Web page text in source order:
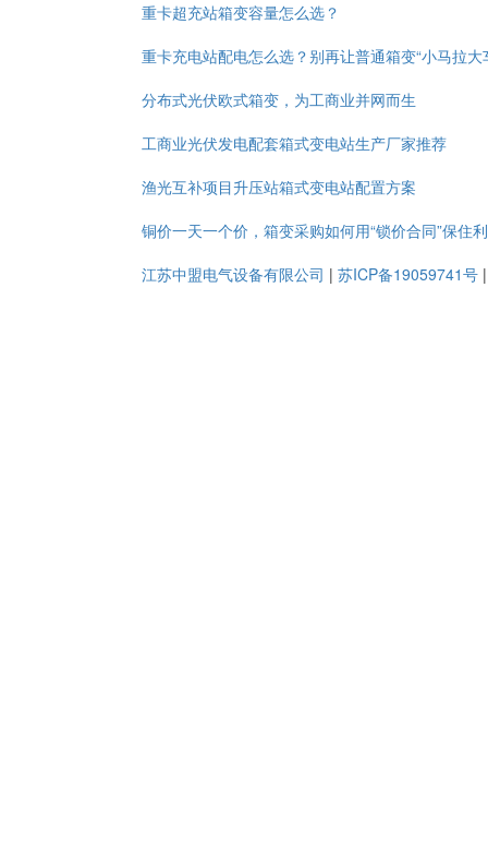
重卡超充站箱变容量怎么选？
重卡充电站配电怎么选？别再让普通箱变“小马拉大
分布式光伏欧式箱变，为工商业并网而生
工商业光伏发电配套箱式变电站生产厂家推荐
渔光互补项目升压站箱式变电站配置方案
铜价一天一个价，箱变采购如何用“锁价合同”保住
江苏中盟电气设备有限公司 | 苏ICP备19059741号